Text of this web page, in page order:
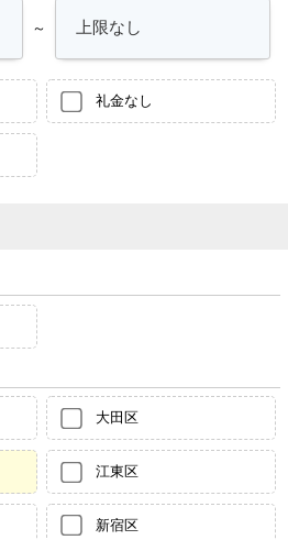
～
礼金なし
大田区
江東区
新宿区